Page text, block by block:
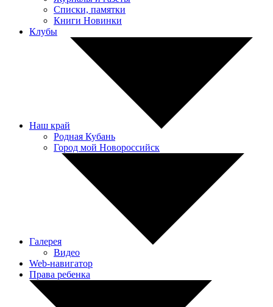
Списки, памятки
Книги Новинки
Клубы
Наш край
Родная Кубань
Город мой Новороссийск
Галерея
Видео
Web-навигатор
Права ребенка